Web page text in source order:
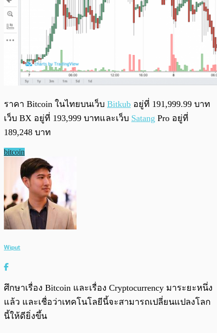
ราคา Bitcoin ในไทยบนเว็บ Bitkub อยู่ที่ 191,999.99 บาท
เว็บ BX อยู่ที่ 193,999 บาทและเว็บ Satang Pro อยู่ที่
189,248 บาท
bitcoin
Wiput
ศึกษาเรื่อง Bitcoin และเรื่อง Cryptocurrency มาระยะหนึ่ง
แล้ว และเชื่อว่าเทคโนโลยีนี้จะสามารถเปลี่ยนแปลงโลก
นี้ให้ดียิ่งขึ้น